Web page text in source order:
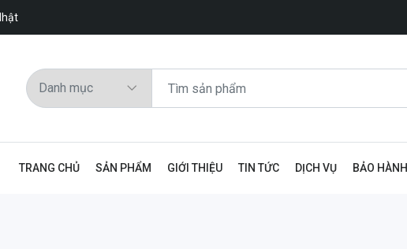
TRANG CHỦ SẢN PHẨM GIỚI THIỆU TIN TỨC DỊCH VỤ BẢO HÀNH